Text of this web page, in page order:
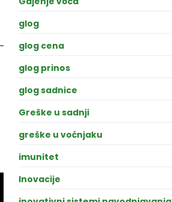
glog
glog cena
glog prinos
glog sadnice
Greške u sadnji
greške u voćnjaku
imunitet
Inovacije